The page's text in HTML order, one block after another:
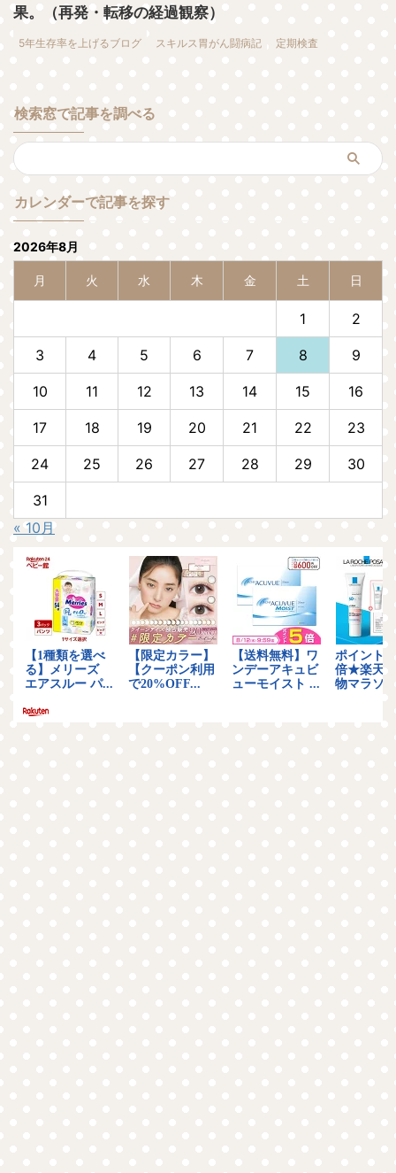
果。（再発・転移の経過観察）
5年生存率を上げるブログ スキルス胃がん闘病記 定期検査
検索窓で記事を調べる
カレンダーで記事を探す
2026年8月
月 火 水 木 金 土 日
1 2
3 4 5 6 7 8 9
10 11 12 13 14 15 16
17 18 19 20 21 22 23
24 25 26 27 28 29 30
31
« 10月